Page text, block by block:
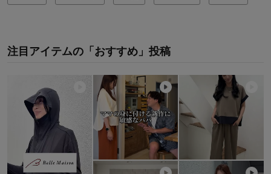
注目アイテムの「おすすめ」投稿